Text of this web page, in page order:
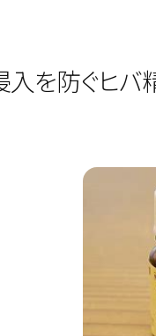
入を防ぐヒバ